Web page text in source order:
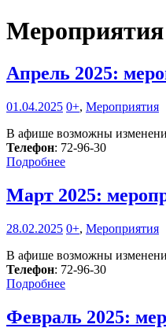
Мероприятия
Апрель 2025:
01.04.2025 0+, Мероприятия
В афише возможны
Телефон: 72-96-30
Подробнее
Март 2025:
28.02.2025 0+, Мероприятия
В афише возможны
Телефон: 72-96-30
Подробнее
Февраль 2025: